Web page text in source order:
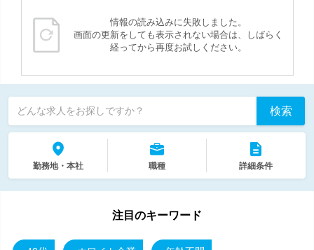
情報の読み込みに失敗しました。
画面の更新をしても表示されない場合は、しばらく
経ってから再度お試しください。
どんな求人をお探しですか？ 検索
勤務地・本社 職種 詳細条件
注目のキーワード